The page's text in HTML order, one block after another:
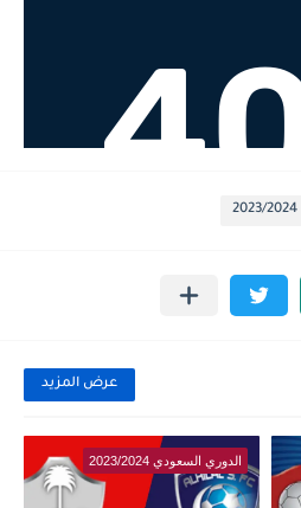
عرض المزيد
الدوري السعودي 2023/2024